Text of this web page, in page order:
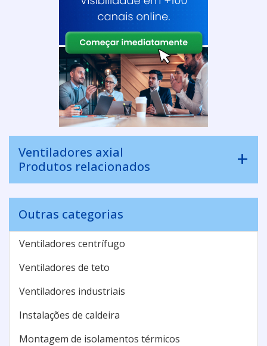
Ventiladores axial
Produtos relacionados
Outras categorias
Ventiladores centrífugo
Ventiladores de teto
Ventiladores industriais
Instalações de caldeira
Montagem de isolamentos térmicos